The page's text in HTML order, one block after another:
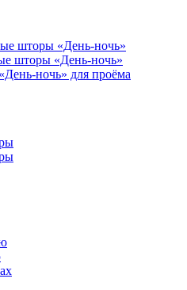
шторы «День-ночь»
шторы «День-ночь»
ночь» для проёма